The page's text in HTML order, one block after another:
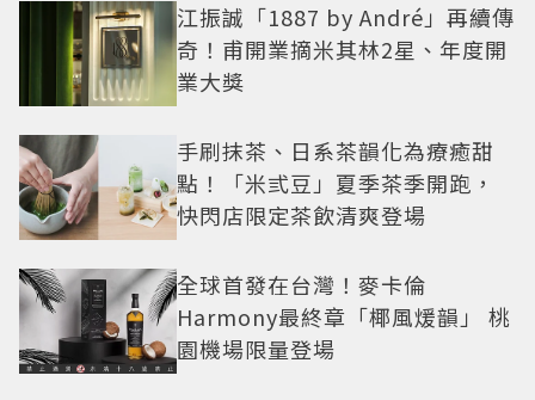
江振誠「1887 by André」再續傳
奇！甫開業摘米其林2星、年度開
業大獎
手刷抹茶、日系茶韻化為療癒甜
點！「米弎豆」夏季茶季開跑，
快閃店限定茶飲清爽登場
全球首發在台灣！麥卡倫
Harmony最終章「椰風煖韻」 桃
園機場限量登場